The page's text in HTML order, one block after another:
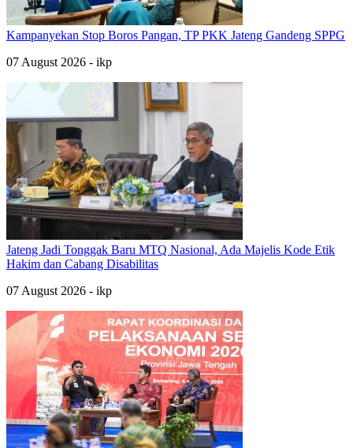
Kampanyekan Stop Boros Pangan, TP PKK Jateng Gandeng SPPG
07 August 2026 - ikp
Jateng Jadi Tonggak Baru MTQ Nasional, Ada Majelis Kode Etik
Hakim dan Cabang Disabilitas
07 August 2026 - ikp